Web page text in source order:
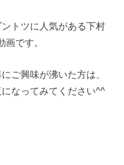
トツに人気がある下村
です。
ご興味が沸いた方は、
なってみてください^^